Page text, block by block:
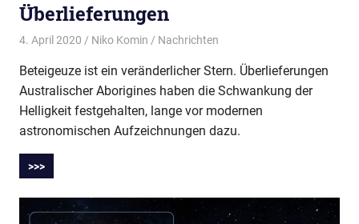
Überlieferungen
4. April 2020 Niko Komin Nachrichten
Beteigeuze ist ein veränderlicher Stern. Überlieferungen
Australischer Aborigines haben die Schwankung der
Helligkeit festgehalten, lange vor modernen
astronomischen Aufzeichnungen dazu.
>>>